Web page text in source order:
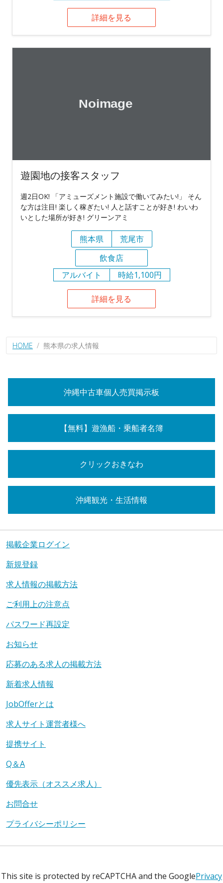
詳細を見る
遊園地の接客スタッフ
週2日OK! 「アミューズメント施設で働いてみたい!」 そん
な方は注目! 楽しく稼ぎたい! 人と話すことが好き! わいわ
いとした場所が好き! グリーンアミ
熊本県
荒尾市
飲食店
アルバイト
時給1,100円
詳細を見る
HOME 熊本県の求人情報
沖縄中古車個人売買掲示板
【無料】遊漁船・乗船者名簿
クリックおきなわ
沖縄観光・生活情報
掲載企業ログイン
新規登録
求人情報の掲載方法
ご利用上の注意点
パスワード再設定
お知らせ
応募のある求人の掲載方法
新着求人情報
JobOfferとは
求人サイト運営者様へ
提携サイト
Q＆A
優先表示（オススメ求人）
お問合せ
プライバシーポリシー
This site is protected by reCAPTCHA and the GooglePrivacy